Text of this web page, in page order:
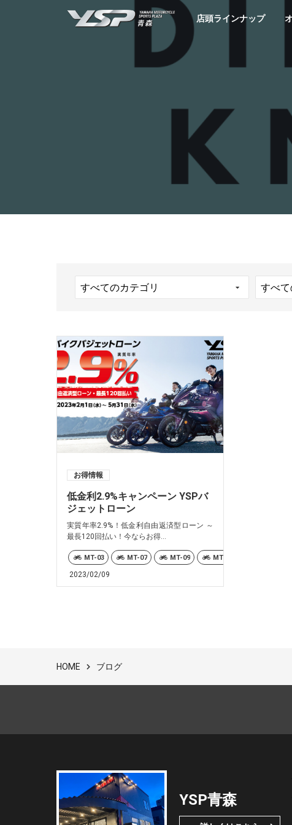
YSP青森店頭ラインナップ
お得情報
低金利2.9%キャンペーン YSPバ
ジェットローン
実質年率2.9%！低金利自由返済型ローン ～
最長120回払い！今ならお得...
MT-03 MT-07 MT-09 MT-10
2023/02/09
HOME ブログ
YSP青森